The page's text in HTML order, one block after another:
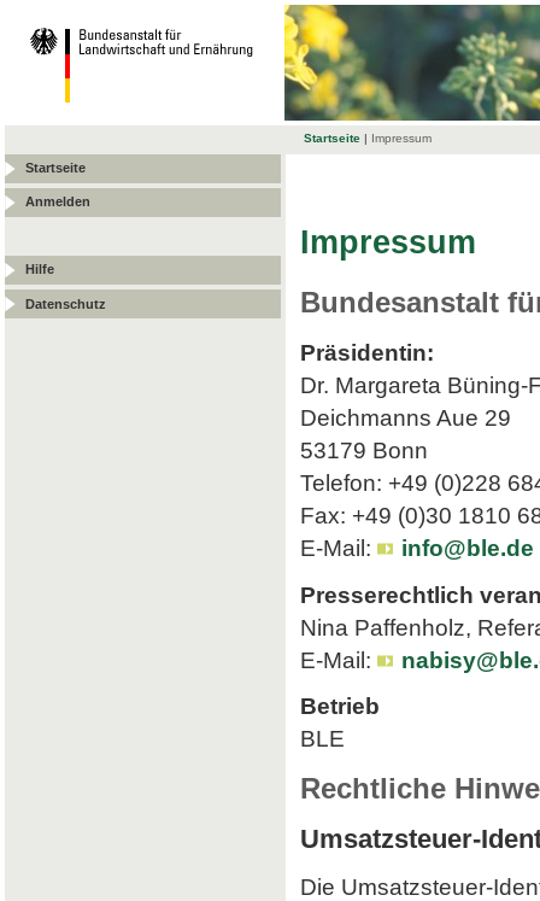
Startseite | Impressum
Startseite
Anmelden
Hilfe
Datenschutz
Impressum
Bundesanstalt
Präsidentin:
Dr. Margareta Büning-
Deichmanns Aue 29
53179 Bonn
Telefon: +49 (0)228
Fax: +49 (0)30 1810
E-Mail:
info@ble.de
Presserechtlich
Nina Paffenholz,
E-Mail:
Betrieb
BLE
Rechtliche
Umsatzsteuer-
Die Umsatzsteuer-